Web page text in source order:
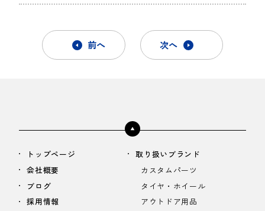
前へ 次へ
トップページ
会社概要
ブログ
採用情報
取り扱いブランド
カスタムパーツ
タイヤ・ホイール
アウトドア用品